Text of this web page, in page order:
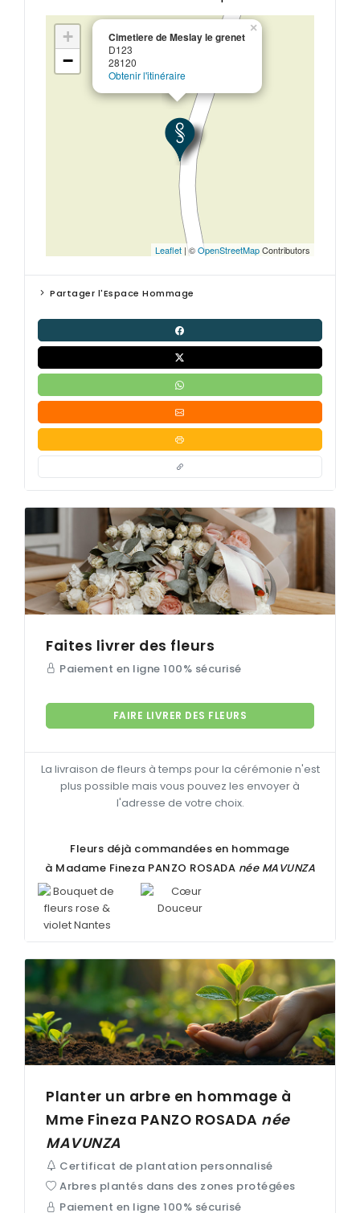
Cimetiere de Meslay le grenet
D123
28120
Obtenir l'itinéraire
×
+
−
Leaflet | ©OpenStreetMapContributors
Partager l'Espace Hommage
Faites livrer des fleurs
Paiement en ligne 100% sécurisé
FAIRE LIVRER DES FLEURS
La livraison de fleurs à temps pour la cérémonie n'est
plus possible mais vous pouvez les envoyer à
l'adresse de votre choix.
Fleurs déjà commandées en hommage
à Madame Fineza PANZO ROSADA née MAVUNZA
Planter un arbre en hommage à
Mme Fineza PANZO ROSADA née
MAVUNZA
Certificat de plantation personnalisé
Arbres plantés dans des zones protégées
Paiement en ligne 100% sécurisé